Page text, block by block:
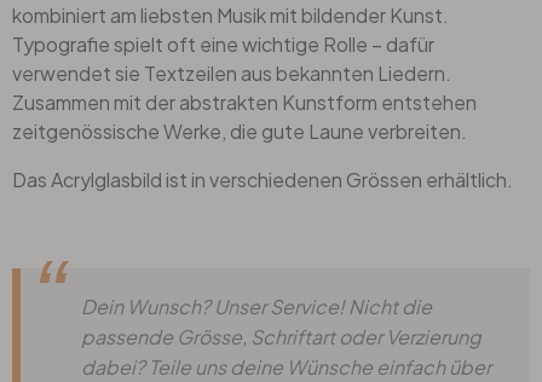
kombiniert am liebsten Musik mit bildender Kunst.
Typografie spielt oft eine wichtige Rolle – dafür
verwendet sie Textzeilen aus bekannten Liedern.
Zusammen mit der abstrakten Kunstform entstehen
zeitgenössische Werke, die gute Laune verbreiten.
Das Acrylglasbild ist in verschiedenen Grössen erhältlich.
Dein Wunsch? Unser Service! Nicht die
passende Grösse, Schriftart oder Verzierung
dabei? Teile uns deine Wünsche einfach über